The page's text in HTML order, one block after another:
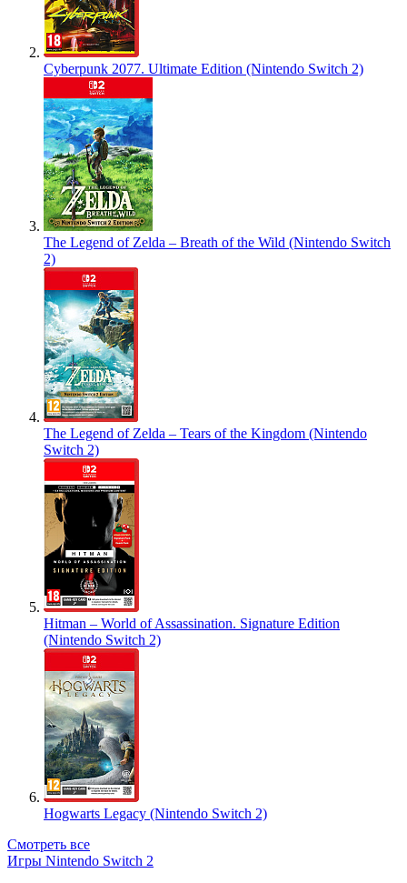
Cyberpunk 2077. Ultimate Edition (Nintendo Switch 2)
The Legend of Zelda – Breath of the Wild (Nintendo Switch
2)
The Legend of Zelda – Tears of the Kingdom (Nintendo
Switch 2)
Hitman – World of Assassination. Signature Edition
(Nintendo Switch 2)
Hogwarts Legacy (Nintendo Switch 2)
Смотреть все
Игры Nintendo Switch 2